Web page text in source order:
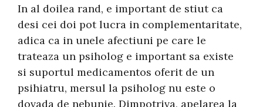
In al doilea rand, e important de stiut ca
desi cei doi pot lucra in complementaritate,
adica ca in unele afectiuni pe care le
trateaza un psiholog e important sa existe
si suportul medicamentos oferit de un
psihiatru, mersul la psiholog nu este o
dovada de nebunie. Dimpotriva, apelarea la